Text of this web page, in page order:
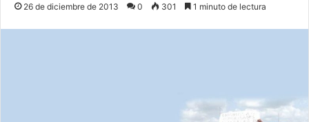
26 de diciembre de 2013 0 301 1 minuto de lectura